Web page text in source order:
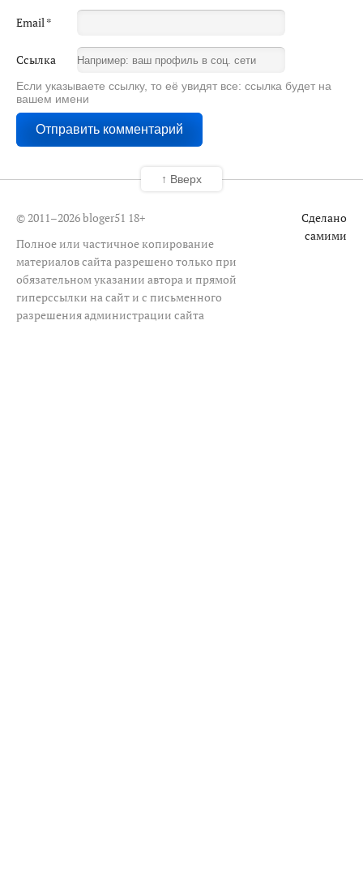
Email*
Ссылка
Если указываете ссылку, то её увидят все: ссылка будет на
вашем имени
© 2011–2026 bloger51 18+
Полное или частичное копирование
материалов сайта разрешено только при
обязательном указании автора и прямой
гиперссылки на сайт и с письменного
разрешения администрации сайта
Сделано
самими
↑ Вверх